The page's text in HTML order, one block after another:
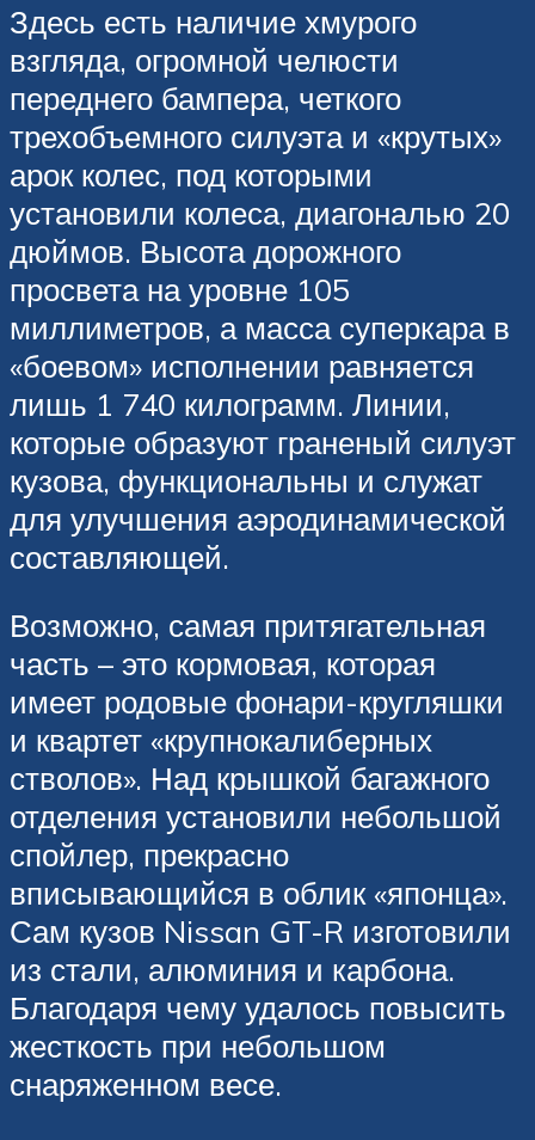
Здесь есть наличие хмурого
взгляда, огромной челюсти
переднего бампера, четкого
трехобъемного силуэта и «крутых»
арок колес, под которыми
установили колеса, диагональю 20
дюймов. Высота дорожного
просвета на уровне 105
миллиметров, а масса суперкара в
«боевом» исполнении равняется
лишь 1 740 килограмм. Линии,
которые образуют граненый силуэт
кузова, функциональны и служат
для улучшения аэродинамической
составляющей.
Возможно, самая притягательная
часть – это кормовая, которая
имеет родовые фонари-кругляшки
и квартет «крупнокалиберных
стволов». Над крышкой багажного
отделения установили небольшой
спойлер, прекрасно
вписывающийся в облик «японца».
Сам кузов Nissan GT-R изготовили
из стали, алюминия и карбона.
Благодаря чему удалось повысить
жесткость при небольшом
снаряженном весе.